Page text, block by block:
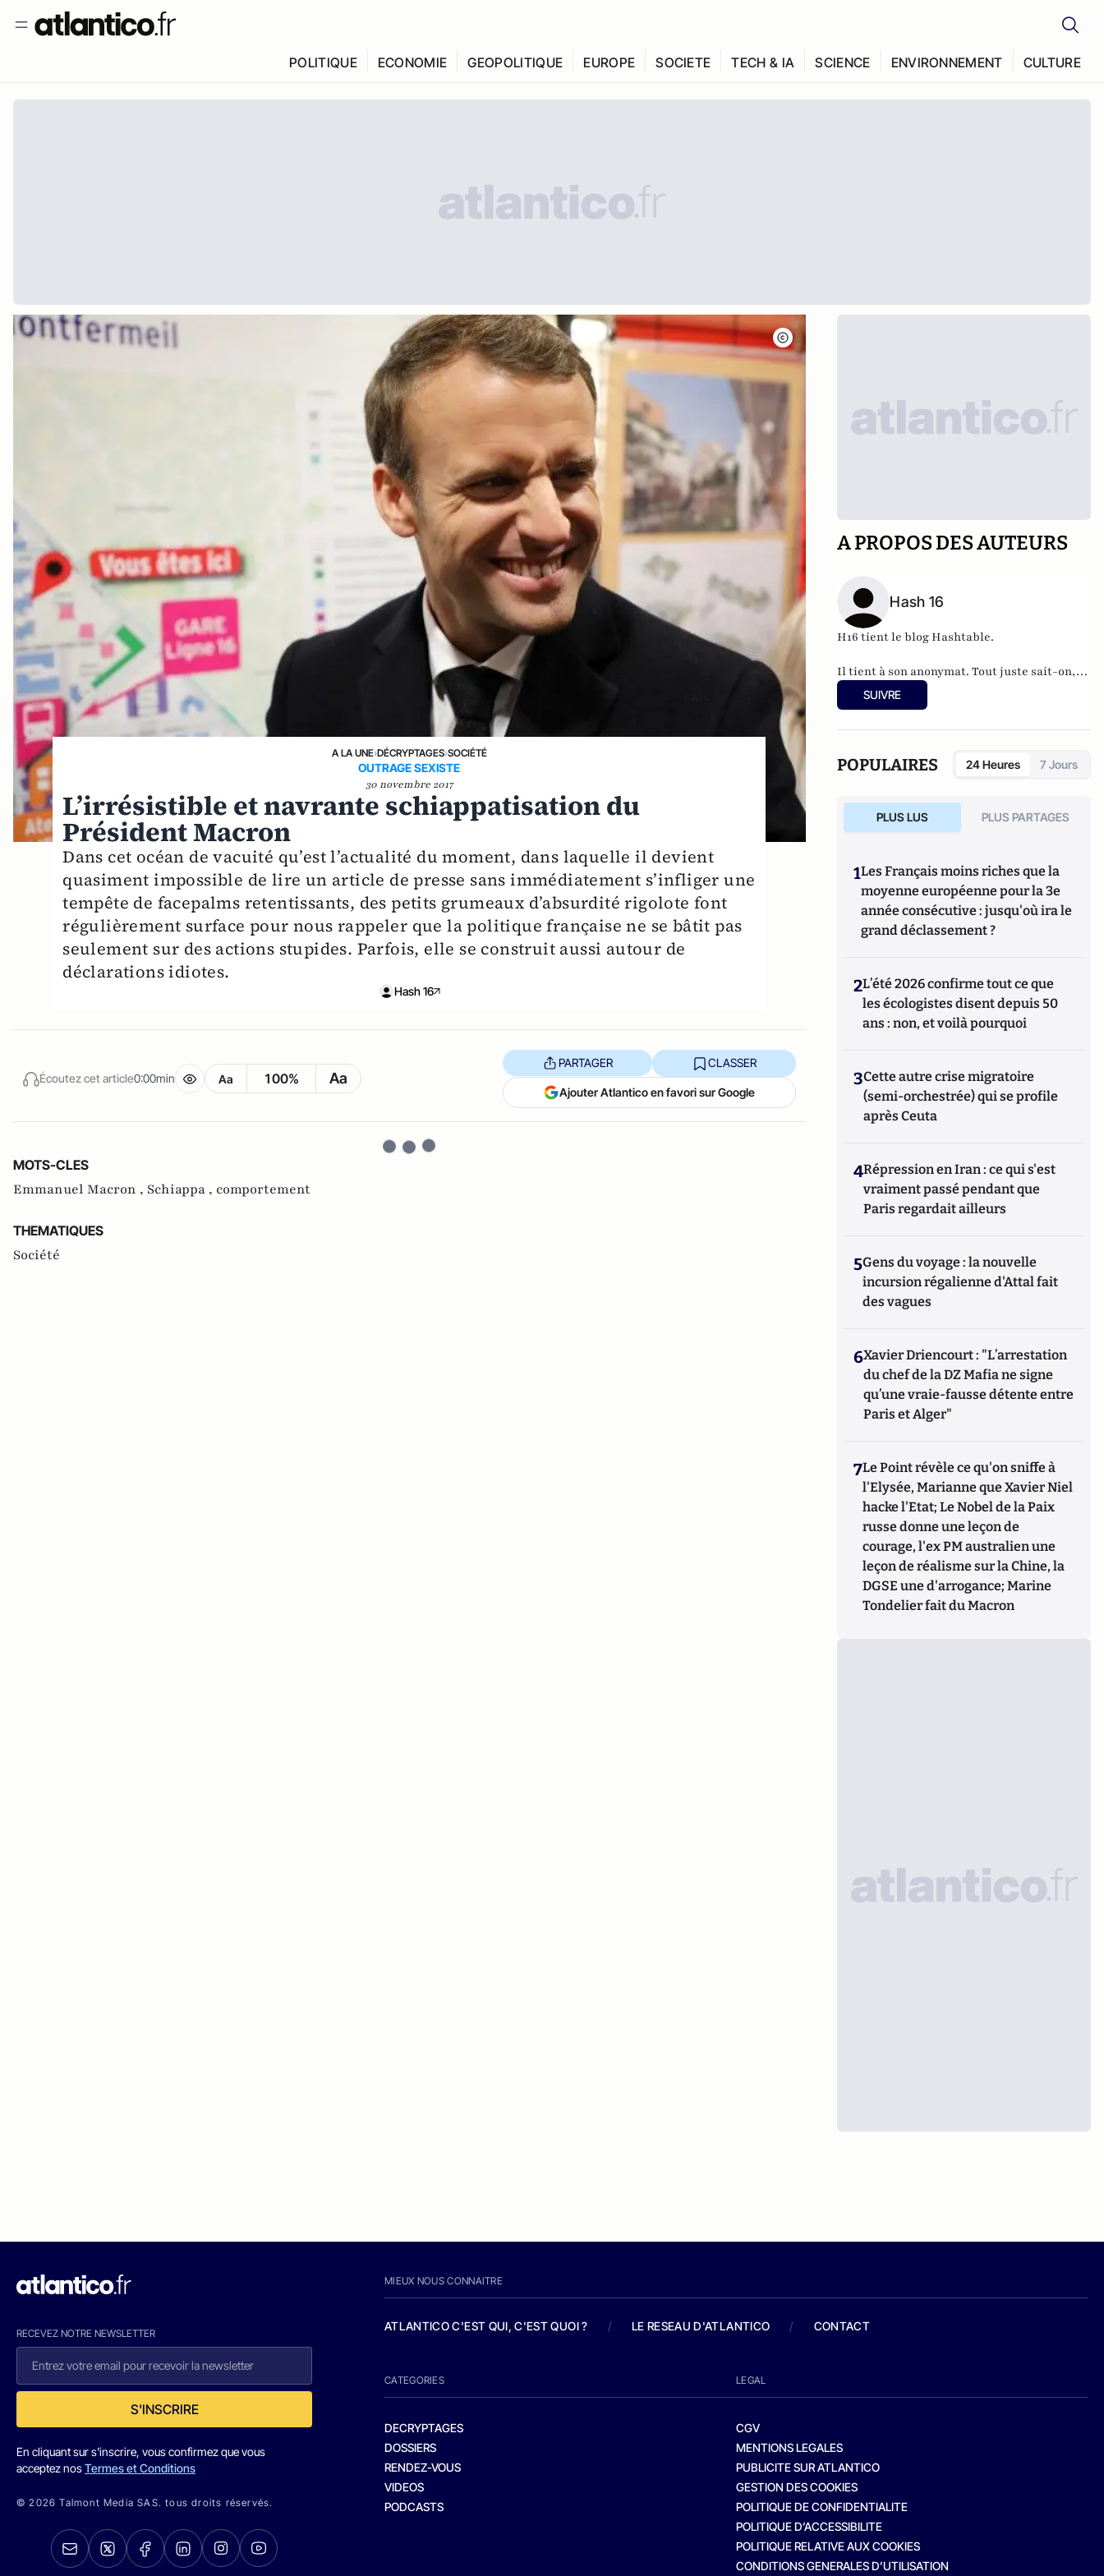
POLITIQUE ECONOMIE GEOPOLITIQUE EUROPE SOCIETE TECH & IA SCIENCE ENVIRONNEMENT CULTURE
A LA UNE›DÉCRYPTAGES›SOCIÉTÉ
OUTRAGE SEXISTE
30 novembre 2017
L’irrésistible et navrante schiappatisation du
Président Macron
Dans cet océan de vacuité qu’est l’actualité du moment, dans laquelle il devient
quasiment impossible de lire un article de presse sans immédiatement s’infliger une
tempête de facepalms retentissants, des petits grumeaux d’absurdité rigolote font
régulièrement surface pour nous rappeler que la politique française ne se bâtit pas
seulement sur des actions stupides. Parfois, elle se construit aussi autour de
déclarations idiotes.
Hash 16
Écoutez cet article0:00min Aa 100% Aa
PARTAGER CLASSER
Ajouter Atlantico en favori sur Google
MOTS-CLES
Emmanuel Macron , Schiappa , comportement
THEMATIQUES
Société
A PROPOS DES AUTEURS
Hash 16
H16 tient le blogHashtable.
Il tient à son anonymat. Tout juste sait-on,
qu'à 37 ans, cet informaticien à l'humour
acerbe habite en Belgique et travaille pour
documents".
SUIVRE
POPULAIRES 24 Heures 7 Jours
PLUS LUS PLUS PARTAGES
1Les Français moins riches que la
moyenne européenne pour la 3e
année consécutive : jusqu'où ira le
grand déclassement ?
2L’été 2026 confirme tout ce que
les écologistes disent depuis 50
ans : non, et voilà pourquoi
3Cette autre crise migratoire
(semi-orchestrée) qui se profile
après Ceuta
4Répression en Iran : ce qui s'est
vraiment passé pendant que
Paris regardait ailleurs
5Gens du voyage : la nouvelle
incursion régalienne d'Attal fait
des vagues
6Xavier Driencourt : "L’arrestation
du chef de la DZ Mafia ne signe
qu’une vraie-fausse détente entre
Paris et Alger"
7Le Point révèle ce qu'on sniffe à
l'Elysée, Marianne que Xavier Niel
hacke l'Etat; Le Nobel de la Paix
russe donne une leçon de
courage, l'ex PM australien une
leçon de réalisme sur la Chine, la
DGSE une d'arrogance; Marine
Tondelier fait du Macron
RECEVEZ NOTRE NEWSLETTER
S'INSCRIRE
En cliquant sur s'inscrire, vous confirmez que vous
acceptez nosTermes et Conditions
© 2026 Talmont Media SAS. tous droits réservés.
MIEUX NOUS CONNAITRE
ATLANTICO C'EST QUI, C'EST QUOI ? / LE RESEAU D'ATLANTICO / CONTACT
CATEGORIES
DECRYPTAGES
DOSSIERS
RENDEZ-VOUS
VIDEOS
PODCASTS
LEGAL
CGV
MENTIONS LEGALES
PUBLICITE SUR ATLANTICO
GESTION DES COOKIES
POLITIQUE DE CONFIDENTIALITE
POLITIQUE D’ACCESSIBILITE
POLITIQUE RELATIVE AUX COOKIES
CONDITIONS GENERALES D’UTILISATION